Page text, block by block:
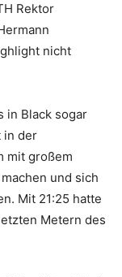
Rektor
nicht
in Black sogar
in der
mit großem
und sich
Mit 21:25 hatte
Metern des